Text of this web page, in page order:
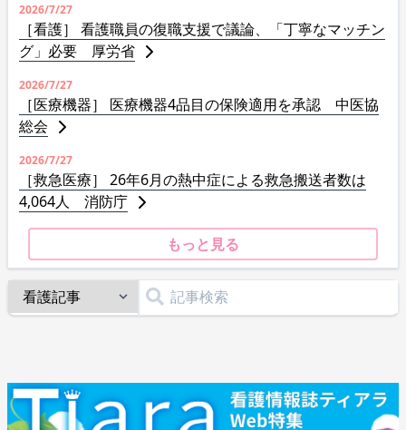
2026/7/27
［看護］ 看護職員の復職支援で議論、「丁寧なマッチン
グ」必要 厚労省
2026/7/27
［医療機器］ 医療機器4品目の保険適用を承認 中医協
総会
2026/7/27
［救急医療］ 26年6月の熱中症による救急搬送者数は
4,064人 消防庁
もっと見る